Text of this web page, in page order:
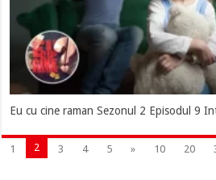
Eu cu cine raman Sezonul 2 Episodul 9
1 2 3 4 5 » 10 20